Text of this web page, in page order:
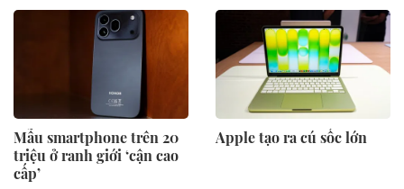
Mẫu smartphone trên 20
triệu ở ranh giới ‘cận cao
cấp’
Apple tạo ra cú sốc lớn